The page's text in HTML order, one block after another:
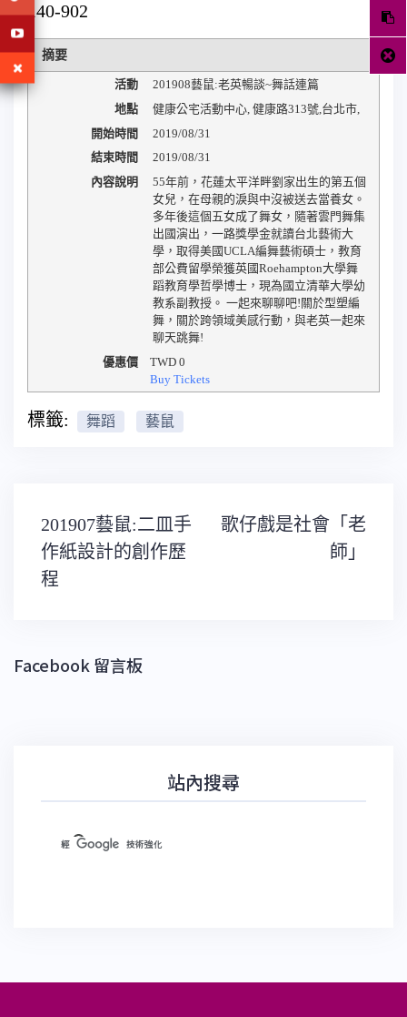
140-902
摘要
活動
201908藝鼠:老英暢談~舞話連篇
地點
健康公宅活動中心, 健康路313號, 台北市,
開始時間
2019/08/31
結束時間
2019/08/31
內容說明
55年前，花蓮太平洋畔劉家出生的第五個
女兒，在母親的淚與中沒被送去當養女。
多年後這個五女成了舞女，隨著雲門舞集
出國演出，一路獎學金就讀台北藝術大
學，取得美國UCLA編舞藝術碩士，教育
部公費留學榮獲英國Roehampton大學舞
蹈教育學哲學博士，現為國立清華大學幼
教系副教授。 一起來聊聊吧!關於型塑編
舞，關於跨領域美感行動，與老英一起來
聊天跳舞!
優惠價
TWD0
Buy Tickets
標籤: 舞蹈 藝鼠
文
章
導
覽
201907藝鼠:二皿手
作紙設計的創作歷
程
歌仔戲是社會「老
師」
Facebook 留言板
站內搜尋